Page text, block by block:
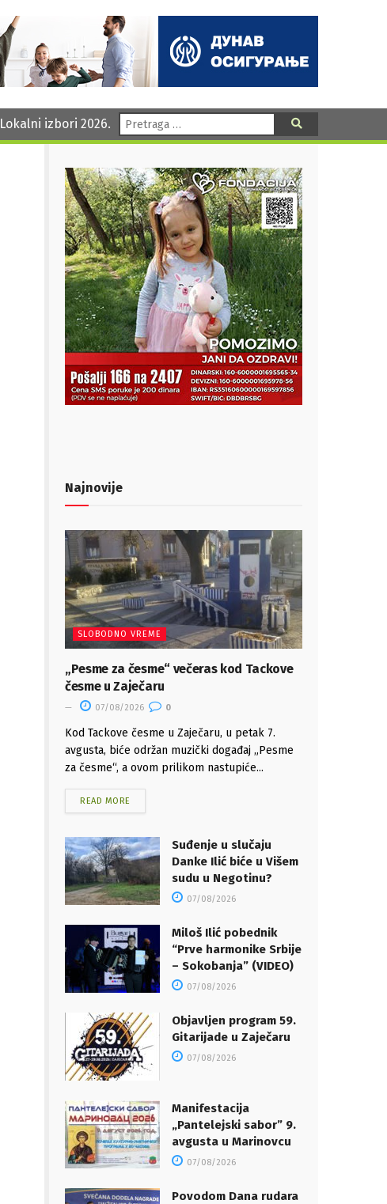
Lokalni izbori 2026. Pretraga:
Najnovije
SLOBODNO VREME
„Pesme za česme“ večeras kod Tackove
česme u Zaječaru
07/08/2026 0
Kod Tackove česme u Zaječaru, u petak 7.
avgusta, biće održan muzički događaj „Pesme
za česme“, a ovom prilikom nastupiće...
READ MORE
Suđenje u slučaju
Danke Ilić biće u Višem
sudu u Negotinu?
07/08/2026
Miloš Ilić pobednik
“Prve harmonike Srbije
– Sokobanja” (VIDEO)
07/08/2026
Objavljen program 59.
Gitarijade u Zaječaru
07/08/2026
Manifestacija
„Pantelejski sabor” 9.
avgusta u Marinovcu
07/08/2026
Povodom Dana rudara